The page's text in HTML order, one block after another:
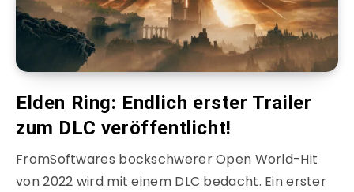
Elden Ring: Endlich erster Trailer
zum DLC veröffentlicht!
FromSoftwares bockschwerer Open World-Hit
von 2022 wird mit einem DLC bedacht. Ein erster